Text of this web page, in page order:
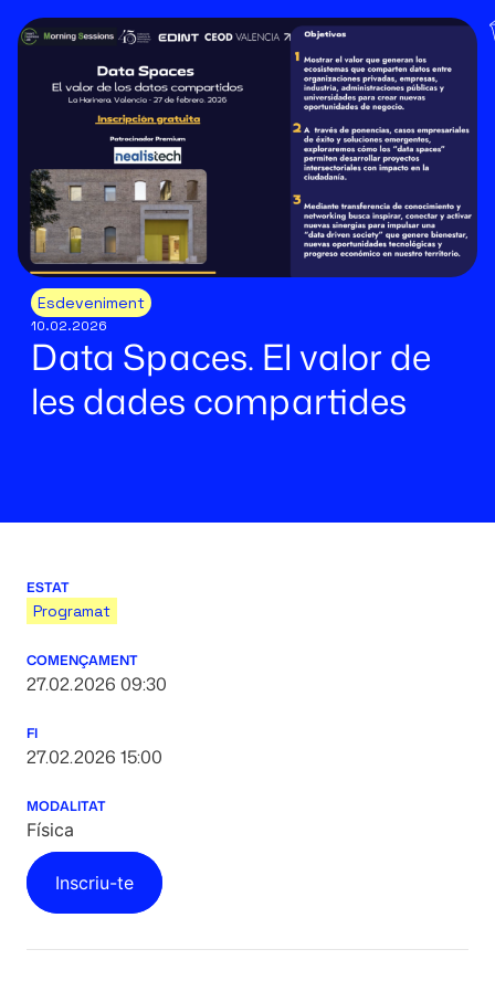
Esdeveniment
10.02.2026
Data Spaces. El valor de
les dades compartides
ESTAT
Programat
COMENÇAMENT
27.02.2026 09:30
FI
27.02.2026 15:00
MODALITAT
Física
Inscriu-te